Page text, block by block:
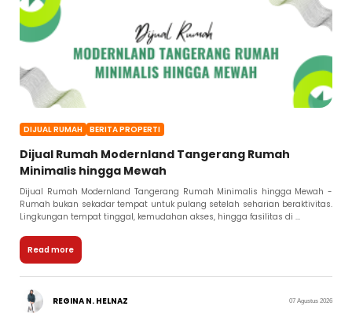
DIJUAL RUMAH BERITA PROPERTI
Dijual Rumah Modernland Tangerang Rumah
Minimalis hingga Mewah
Dijual Rumah Modernland Tangerang Rumah Minimalis hingga Mewah -
Rumah bukan sekadar tempat untuk pulang setelah seharian beraktivitas.
Lingkungan tempat tinggal, kemudahan akses, hingga fasilitas di ...
Read more
REGINA N. HELNAZ 07 Agustus 2026